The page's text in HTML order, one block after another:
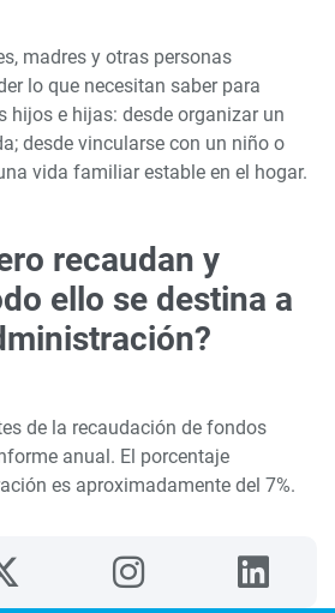
madres y otras personas
lo que necesitan saber para
hijos e hijas: desde organizar un
desde vincularse con un niño o
vida familiar estable en el hogar.
recaudan y
ello se destina a
de la recaudación de fondos
anual. El porcentaje
es aproximadamente del 7%.